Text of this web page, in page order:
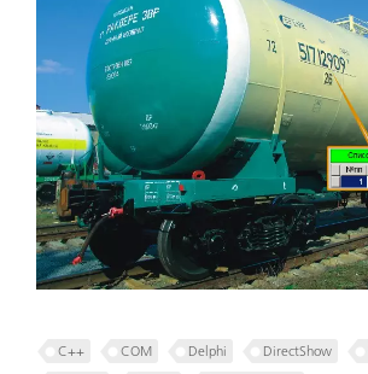
C++ COM Delphi DirectShow